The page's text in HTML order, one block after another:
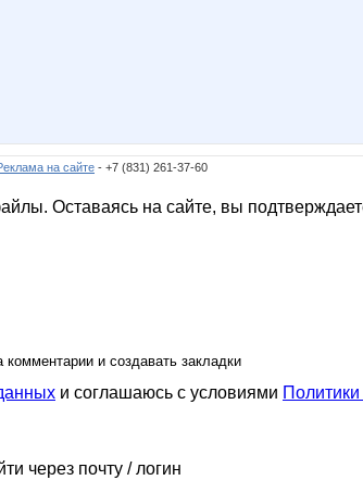
на сайте - +7 (831) 261-37-60
Оставаясь на сайте, вы
и создавать закладки
и соглашаюсь с условиями
через почту / логин